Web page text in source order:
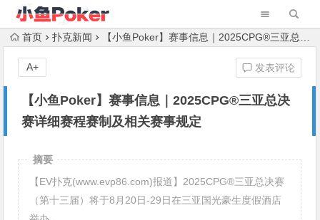
首页 扑克新闻 【小鱼Poker】赛事信息｜2025CPG®三亚总决赛详细赛程赛制及相关赛事规定
【小鱼Poker】赛事信息｜2025CPG®三亚总决
赛详细赛程赛制及相关赛事规定
发表评论
A+
摘要
【EV扑克(www.evp86.com)报道】2025CPG®三亚总决赛
（第十三届）将于8月20日-29日在三亚国光豪生度假酒店